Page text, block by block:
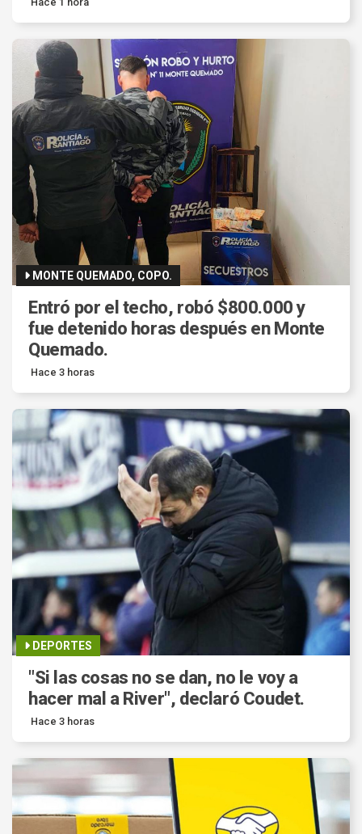
MONTE QUEMADO, COPO.
Entró por el techo, robó $800.000 y
fue detenido horas después en Monte
Quemado.
Hace 3 horas
DEPORTES
"Si las cosas no se dan, no le voy a
hacer mal a River", declaró Coudet.
Hace 3 horas